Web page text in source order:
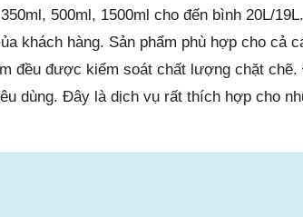
500ml, 1500ml cho đến bình 20L/
khách hàng. Sản phẩm phù hợp cho cả
đều được kiểm soát chất lượng chặt chẽ.
dùng. Đây là dịch vụ rất thích hợp cho